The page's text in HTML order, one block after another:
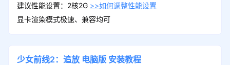
建议性能设置：2核2G >>如何调整性能设置
显卡渲染模式极速、兼容均可
少女前线2：追放 电脑版 安装教程